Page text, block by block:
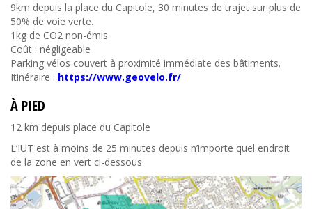
9km depuis la place du Capitole, 30 minutes de trajet sur plus de
50% de voie verte.
1kg de CO2 non-émis
Coût : négligeable
Parking vélos couvert à proximité immédiate des bâtiments.
Itinéraire : https://www.geovelo.fr/
À PIED
12 km depuis place du Capitole
L’IUT est à moins de 25 minutes depuis n’importe quel endroit
de la zone en vert ci-dessous